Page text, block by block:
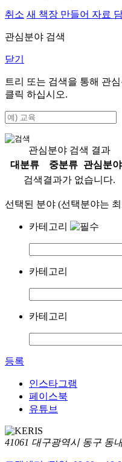
취소 새 책장 만들어 자료 담
관심분야 검색
닫기
트리 또는 검색을 통해 관
클릭 하십시오.
관심분야 검색 결과
대분류
중분류
관심분
검색결과가 없습니다.
선택된 분야 (선택분야는
카테고리
카테고리
카테고리
등록
인스타그램
페이스북
유튜브
41061 대구광역시 동구 동